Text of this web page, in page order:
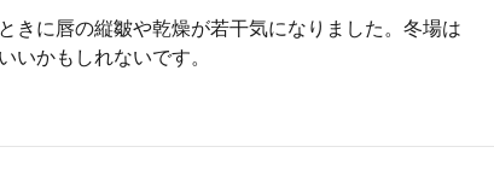
きに唇の縦皺や乾燥が若干気になりました。冬場は
いかもしれないです。